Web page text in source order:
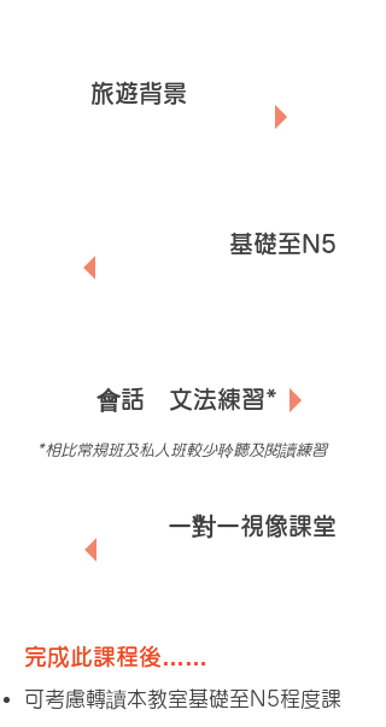
旅遊背景
基礎至N5
會話 文法練習*
*相比常規班及私人班較少聆聽及閱讀練習
一對一視像課堂
完成此課程後……
可考慮轉讀本教室基礎至N5程度課